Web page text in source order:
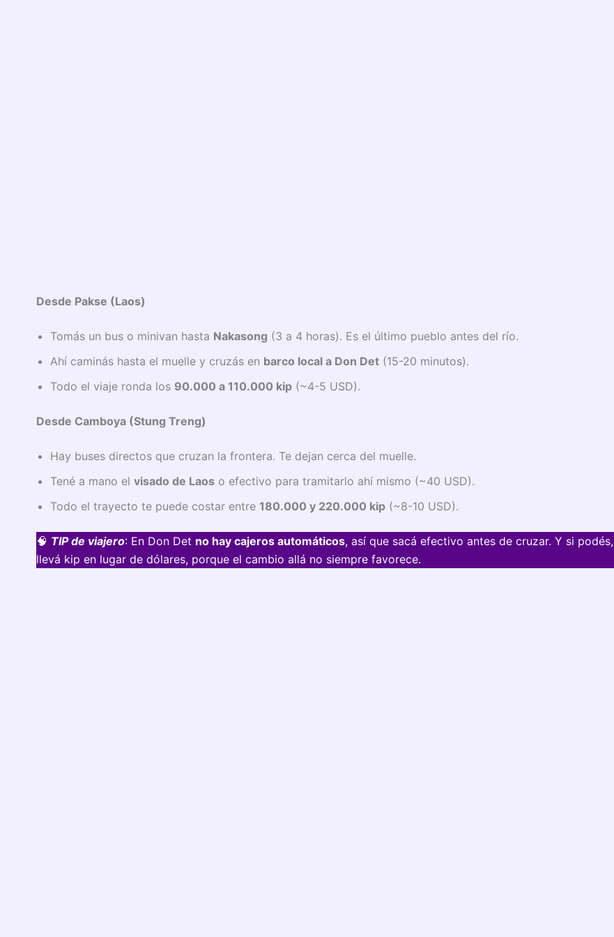
Desde Pakse (Laos)
Tomás un bus o minivan hasta Nakasong (3 a 4 horas). Es el último pueblo antes del río.
Ahí caminás hasta el muelle y cruzás en barco local a Don Det (15-20 minutos).
Todo el viaje ronda los 90.000 a 110.000 kip (~4-5 USD).
Desde Camboya (Stung Treng)
Hay buses directos que cruzan la frontera. Te dejan cerca del muelle.
Tené a mano el visado de Laos o efectivo para tramitarlo ahí mismo (~40 USD).
Todo el trayecto te puede costar entre 180.000 y 220.000 kip (~8-10 USD).
🧠 TIP de viajero: En Don Det no hay cajeros automáticos, así que sacá efectivo antes de cruzar. Y si podés,
llevá kip en lugar de dólares, porque el cambio allá no siempre favorece.